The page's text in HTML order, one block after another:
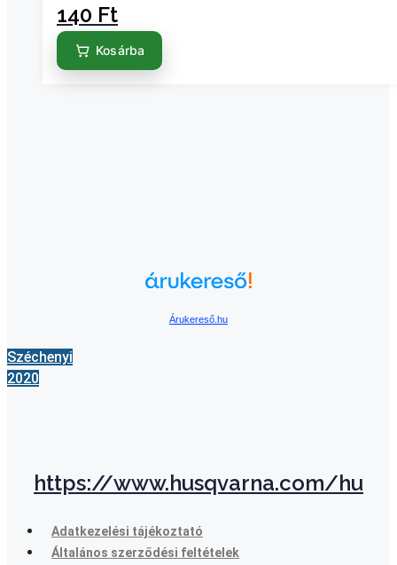
140 Ft
Kosárba
Árukereső.hu
Széchenyi
2020
https://www.husqvarna.com/hu
Adatkezelési tájékoztató
Általános szerződési feltételek